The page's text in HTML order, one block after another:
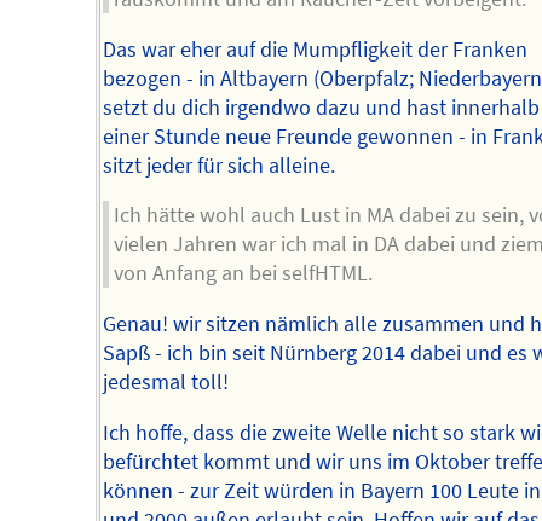
Das war eher auf die Mumpfligkeit der Franken
bezogen - in Altbayern (Oberpfalz;
setzt du dich irgendwo dazu und hast
einer Stunde neue Freunde gewonnen - in
sitzt jeder für sich alleine.
Ich hätte wohl auch Lust in MA dabei zu sein,
vielen Jahren war ich mal in DA dabei und
von Anfang an bei selfHTML.
Genau! wir sitzen nämlich alle zusammen und
Sapß - ich bin seit Nürnberg 2014 dabei und es
jedesmal toll!
Ich hoffe, dass die zweite Welle nicht so stark
befürchtet kommt und wir uns im Oktober
können - zur Zeit würden in Bayern 100 Leute